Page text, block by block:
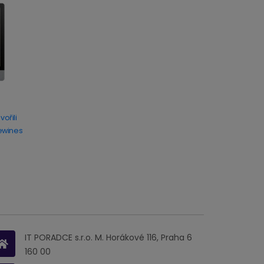
IT PORADCE s.r.o. M. Horákové 116, Praha 6
160 00